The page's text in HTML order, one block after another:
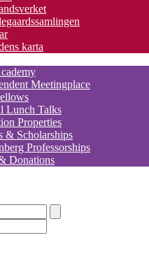
karta
Meetingplace
Lunch Talks
Properties
& Scholarships
Professorships
Donations